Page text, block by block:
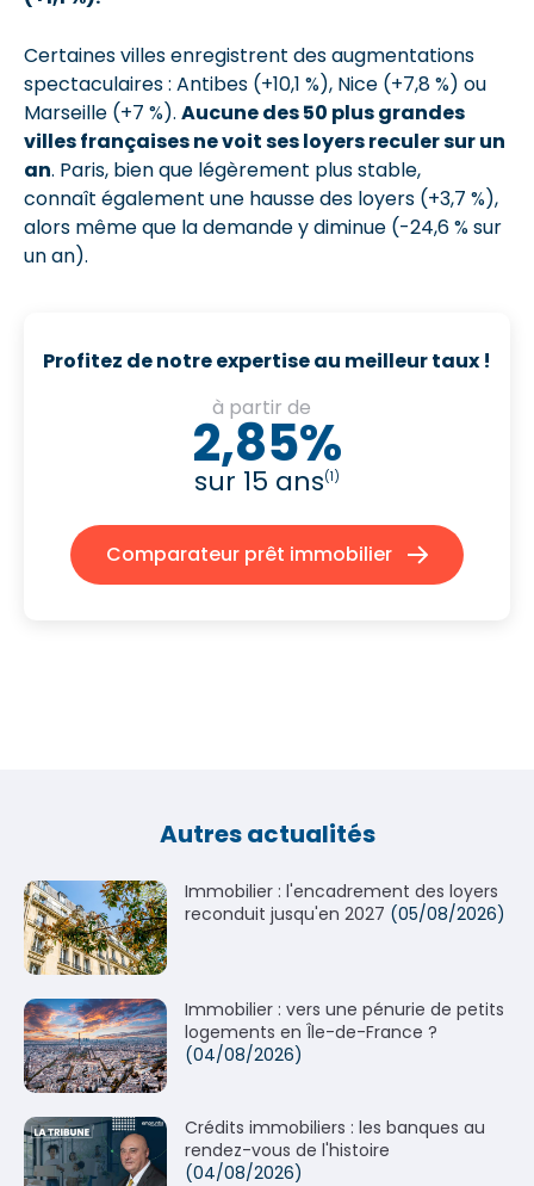
Certaines villes enregistrent des augmentations
spectaculaires : Antibes (+10,1 %), Nice (+7,8 %) ou
Marseille (+7 %). Aucune des 50 plus grandes
villes françaises ne voit ses loyers reculer sur un
an. Paris, bien que légèrement plus stable,
connaît également une hausse des loyers (+3,7 %),
alors même que la demande y diminue (-24,6 % sur
un an).
Profitez de notre expertise au meilleur taux !
à partir de
2,85%
sur 15 ans(1)
Comparateur prêt immobilier
Autres actualités
Immobilier : l'encadrement des loyers
reconduit jusqu'en 2027 (05/08/2026)
Immobilier : vers une pénurie de petits
logements en Île-de-France ?
(04/08/2026)
Crédits immobiliers : les banques au
rendez-vous de l'histoire
(04/08/2026)